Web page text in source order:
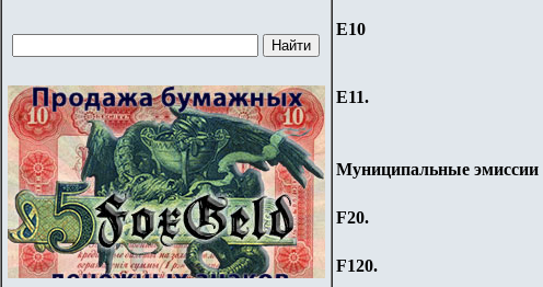
Е10
Е11.
Муниципальные эмиссии
F20.
F120.